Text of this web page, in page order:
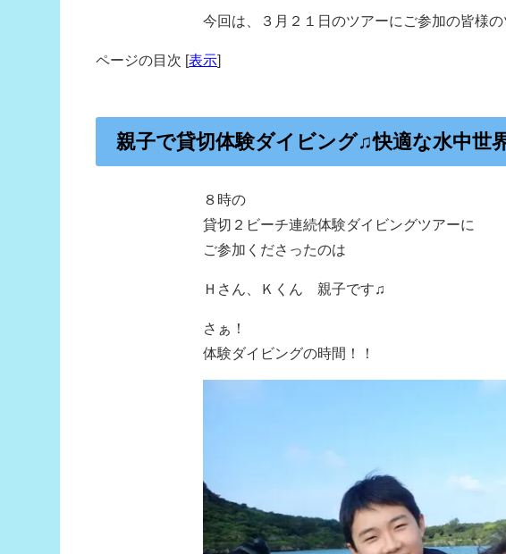
今回は、３月２１日のツアーにご参加の皆様
ページの目次 [表示]
親子で貸切体験ダイビング♫快適な水中
８時の
貸切２ビーチ連続体験ダイビングツアーに
ご参加くださったのは
Ｈさん、Ｋくん 親子です♫
さぁ！
体験ダイビングの時間！！